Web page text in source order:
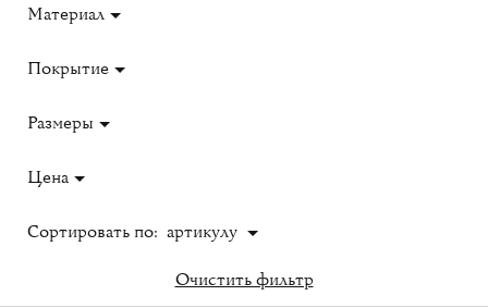
Материал
Покрытие
Размеры
Цена
Сортировать по: артикулу
Очистить фильтр